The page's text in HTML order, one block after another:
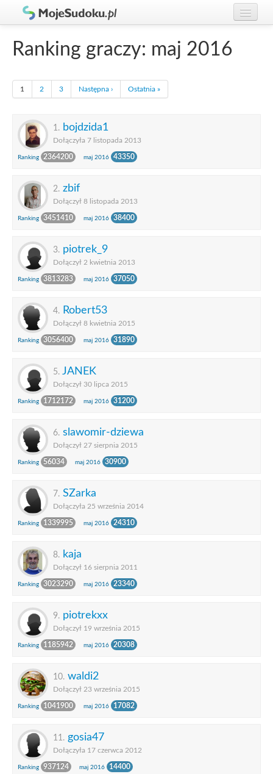
Rankingi
Ranking graczy: maj 2016
1 2 3 Następna › Ostatnia »
1. bojdzida1
Dołączyła 7 listopada 2013
Ranking 2364200 maj 2016 43350
2. zbif
Dołączył 8 listopada 2013
Ranking 3451410 maj 2016 38400
3. piotrek_9
Dołączył 2 kwietnia 2013
Ranking 3813283 maj 2016 37050
4. Robert53
Dołączył 8 kwietnia 2015
Ranking 3056400 maj 2016 31890
5. JANEK
Dołączył 30 lipca 2015
Ranking 1712172 maj 2016 31200
6. slawomir-dziewa
Dołączył 27 sierpnia 2015
Ranking 56034 maj 2016 30900
7. SZarka
Dołączyła 25 września 2014
Ranking 1339995 maj 2016 24310
8. kaja
Dołączył 16 sierpnia 2011
Ranking 3023290 maj 2016 23340
9. piotrekxx
Dołączył 19 września 2015
Ranking 1185942 maj 2016 20308
10. waldi2
Dołączył 23 września 2015
Ranking 1041900 maj 2016 17082
11. gosia47
Dołączyła 17 czerwca 2012
Ranking 937124 maj 2016 14400